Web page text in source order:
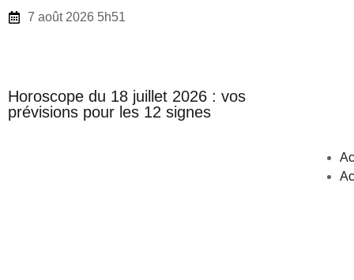
7 août 2026 5h51
Horoscope du 18 juillet 2026 : vos
prévisions pour les 12 signes